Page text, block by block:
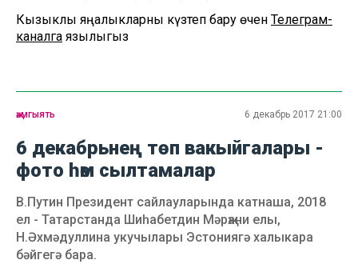
Кызыклы яңалыкларны күзәтеп бару өчен Телеграм-
каналга язылыгыз
җәмгыять 6 декабрь 2017 21:00
6 декабрьнең төп вакыйгалары -
фото һәм сылтамалар
В.Путин Президент сайлауларында катнаша, 2018
ел - Татарстанда Шиһабетдин Мәрҗани елы,
Н.Әхмәдуллина укучылары Эстониягә халыкара
бәйгегә бара.